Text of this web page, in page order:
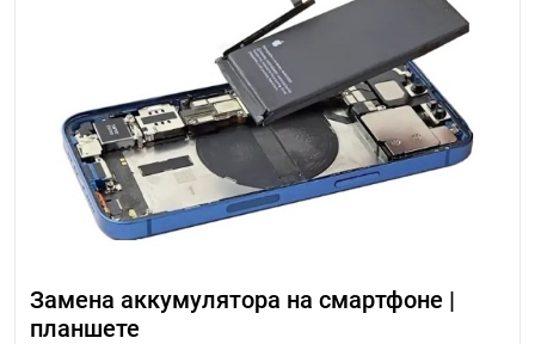
Замена аккумулятора на смартфоне |
планшете